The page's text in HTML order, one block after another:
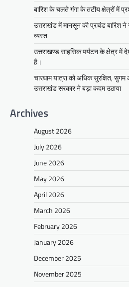
बारिश के चलते गंगा के तटीय क्षेत्रों में
उत्तराखंड में मानसून की प्रचंड बारिश
व्यस्त
उत्तराखण्ड साहसिक पर्यटन के क्षेत्र में
है।
चारधाम यात्रा को अधिक सुरक्षित,
उत्तराखंड सरकार ने बड़ा कदम उठाया
Archives
August 2026
July 2026
June 2026
May 2026
April 2026
March 2026
February 2026
January 2026
December 2025
November 2025